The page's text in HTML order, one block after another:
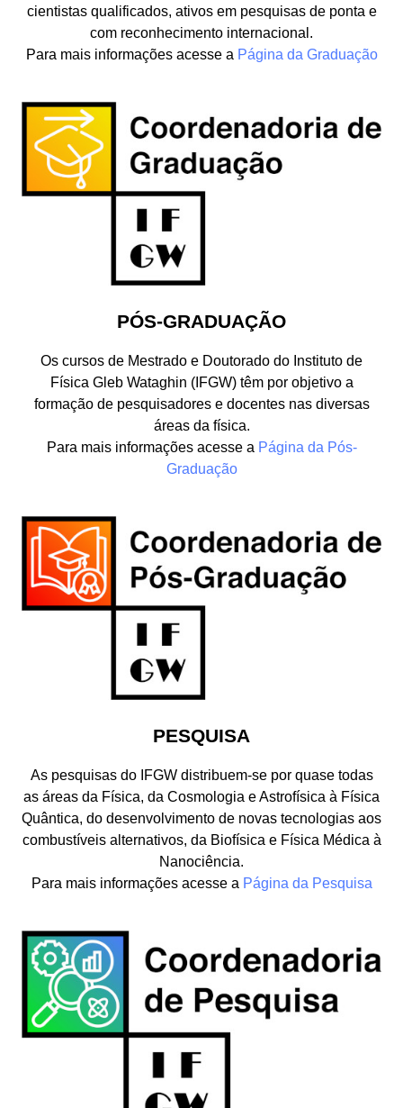
cientistas qualificados, ativos em pesquisas de ponta e
com reconhecimento internacional.
Para mais informações acesse a Página da Graduação
PÓS-GRADUAÇÃO
Os cursos de Mestrado e Doutorado do Instituto de
Física Gleb Wataghin (IFGW) têm por objetivo a
formação de pesquisadores e docentes nas diversas
áreas da física.
Para mais informações acesse a Página da Pós-
Graduação
PESQUISA
As pesquisas do IFGW distribuem-se por quase todas
as áreas da Física, da Cosmologia e Astrofísica à Física
Quântica, do desenvolvimento de novas tecnologias aos
combustíveis alternativos, da Biofísica e Física Médica à
Nanociência.
Para mais informações acesse a Página da Pesquisa